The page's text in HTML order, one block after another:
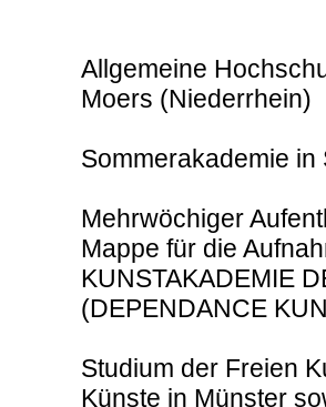
Allgemeine
Moers (Niederrhein)
Sommerakademie
Mehrwöchiger
Mappe für die
KUNSTAKADEMIE
(DEPENDANCE
Studium der Freien
Künste in Münster